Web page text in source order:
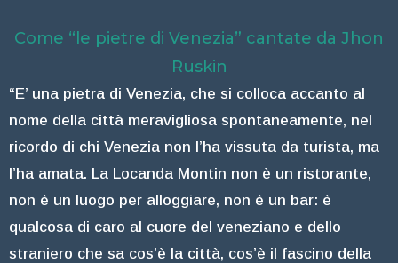
Come “le pietre di Venezia” cantate da Jhon
Ruskin
“E’ una pietra di Venezia, che si colloca accanto al
nome della città meravigliosa spontaneamente, nel
ricordo di chi Venezia non l’ha vissuta da turista, ma
l’ha amata. La Locanda Montin non è un ristorante,
non è un luogo per alloggiare, non è un bar: è
qualcosa di caro al cuore del veneziano e dello
straniero che sa cos’è la città, cos’è il fascino della